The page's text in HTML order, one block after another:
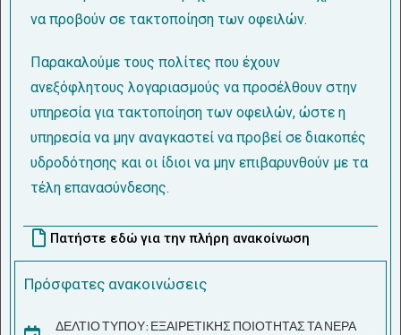
να προβούν σε τακτοποίηση των οφειλών.
Παρακαλούμε τους πολίτες που έχουν
ανεξόφλητους λογαριασμούς να προσέλθουν στην
υπηρεσία για τακτοποίηση των οφειλών, ώστε η
υπηρεσία να μην αναγκαστεί να προβεί σε διακοπές
υδροδότησης και οι ίδιοι να μην επιβαρυνθούν με τα
τέλη επανασύνδεσης.
Πατήστε εδώ για την πλήρη ανακοίνωση
Πρόσφατες ανακοινώσεις
ΔΕΛΤΙΟ ΤΥΠΟΥ: ΕΞΑΙΡΕΤΙΚΗΣ ΠΟΙΟΤΗΤΑΣ ΤΑ ΝΕΡΑ